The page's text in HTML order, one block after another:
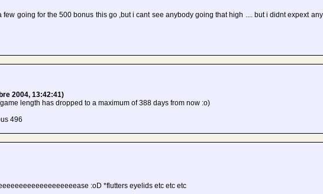
few going for the 500 bonus this go ,but i cant see anybody going that high .... but i didnt expext
2004, 13:42:41)
length has dropped to a maximum of 388 days from now :o)
496
:oD *flutters eyelids etc etc etc